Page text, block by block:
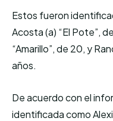
Estos fueron
Acosta (a) “El Pote”,
“Amarillo”, de 20, y
años.
De acuerdo con el
identificada como